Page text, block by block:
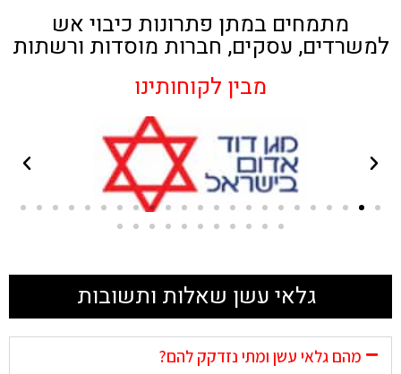
מתמחים במתן פתרונות כיבוי אש
למשרדים, עסקים, חברות מוסדות ורשתות
מבין לקוחותינו
גלאי עשן שאלות ותשובות
מהם גלאי עשן ומתי נזדקק להם?